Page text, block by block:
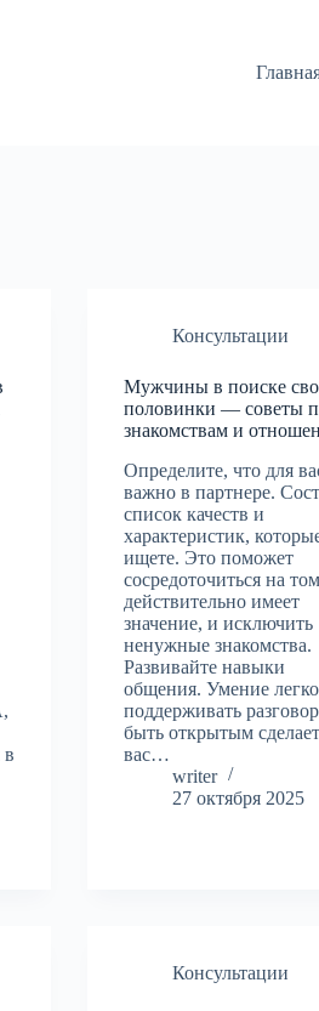
в
Консультации
Мужчины в поиске
половинки — советы
знакомствам и
Определите, что для
важно в партнере.
список качеств и
характеристик,
ищете. Это поможет
сосредоточиться на
действительно имеет
значение, и исключить
ненужные знакомства.
Развивайте навыки
общения. Умение легко
поддерживать
быть открытым сделает
вас…
writer
27 октября 2025
Консультации